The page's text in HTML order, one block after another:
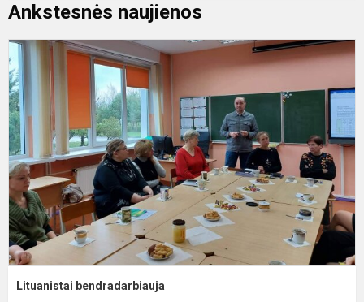
Ankstesnės naujienos
Lituanistai bendradarbiauja